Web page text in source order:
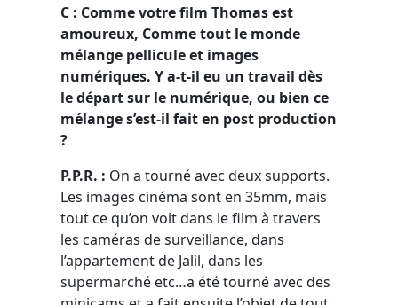
C : Comme votre film Thomas est
amoureux, Comme tout le monde
mélange pellicule et images
numériques. Y a-t-il eu un travail dès
le départ sur le numérique, ou bien ce
mélange s’est-il fait en post production
?
P.P.R. : On a tourné avec deux supports.
Les images cinéma sont en 35mm, mais
tout ce qu’on voit dans le film à travers
les caméras de surveillance, dans
l’appartement de Jalil, dans les
supermarché etc…a été tourné avec des